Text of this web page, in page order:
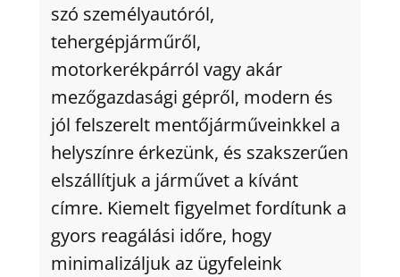
szó személyautóról,
tehergépjárműről,
motorkerékpárról vagy akár
mezőgazdasági gépről, modern és
jól felszerelt mentőjárműveinkkel a
helyszínre érkezünk, és szakszerűen
elszállítjuk a járművet a kívánt
címre. Kiemelt figyelmet fordítunk a
gyors reagálási időre, hogy
minimalizáljuk az ügyfeleink